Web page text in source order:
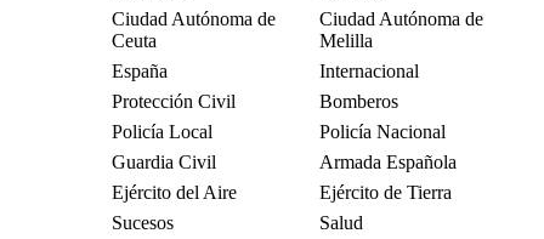
Ciudad Autónoma de
Ceuta
Ciudad Autónoma de
Melilla
España
Internacional
Protección Civil
Bomberos
Policía Local
Policía Nacional
Guardia Civil
Armada Española
Ejército del Aire
Ejército de Tierra
Sucesos
Salud